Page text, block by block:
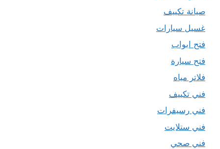
صيانة تكييف
غسيل سيارات
فتح ابواب
فتح سيارة
فلاتر مياه
فني تكييف
فني رسيفرات
فني ستلايت
فني صحي